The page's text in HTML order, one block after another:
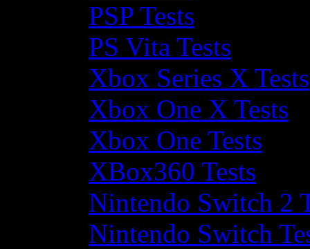
PSP Tests
PS Vita Tests
Xbox Series X Tests
Xbox One X Tests
Xbox One Tests
XBox360 Tests
Nintendo Switch 2
Nintendo Switch